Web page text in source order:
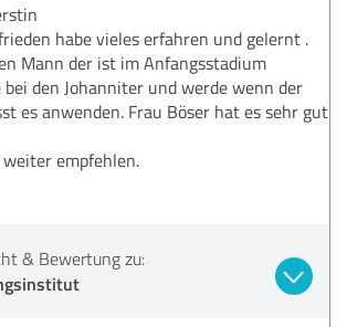
habe vieles erfahren und gelernt .
Mann der ist im Anfangsstadium
bei den Johanniter und werde wenn der
es anwenden. Frau Böser hat es sehr gut
empfehlen.
& Bewertung zu: